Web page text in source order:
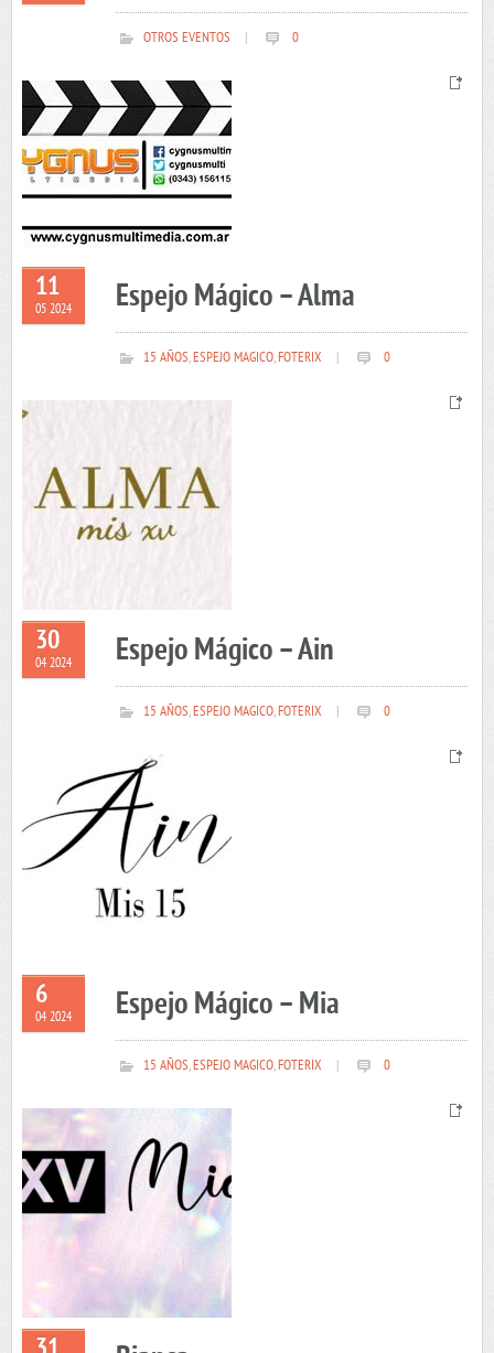
OTROS EVENTOS 0
11
05 2024 Espejo Mágico – Alma
15 AÑOS,ESPEJO MAGICO,FOTERIX 0
30
04 2024 Espejo Mágico – Ain
15 AÑOS,ESPEJO MAGICO,FOTERIX 0
6
04 2024 Espejo Mágico – Mia
15 AÑOS,ESPEJO MAGICO,FOTERIX 0